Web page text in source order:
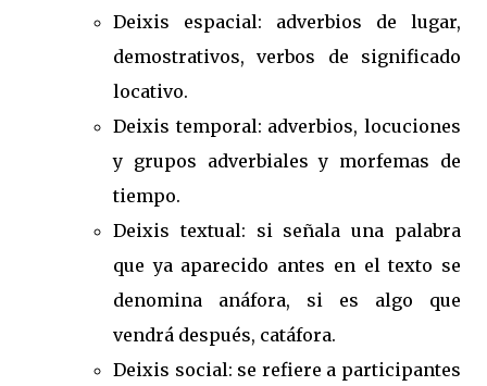
Deixis espacial: adverbios de lugar,
demostrativos, verbos de significado
locativo.
Deixis temporal: adverbios, locuciones
y grupos adverbiales y morfemas de
tiempo.
Deixis textual: si señala una palabra
que ya aparecido antes en el texto se
denomina anáfora, si es algo que
vendrá después, catáfora.
Deixis social: se refiere a participantes